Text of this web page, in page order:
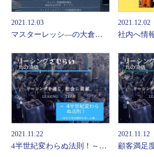
2021.12.03
マスターレッシ―の大倉とテナント誘致企画のLUSICで、大手物流会社の土地活用条件を解決
2021.12.02
社内へ情
2021.11.22
4半世紀変わらぬ法則！～物件現地確認を楽しむ編～
2021.11.12